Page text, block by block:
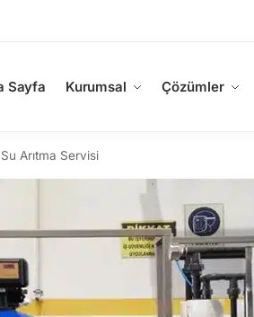
Sayfa Kurumsal Çözümler
Arıtma Servisi